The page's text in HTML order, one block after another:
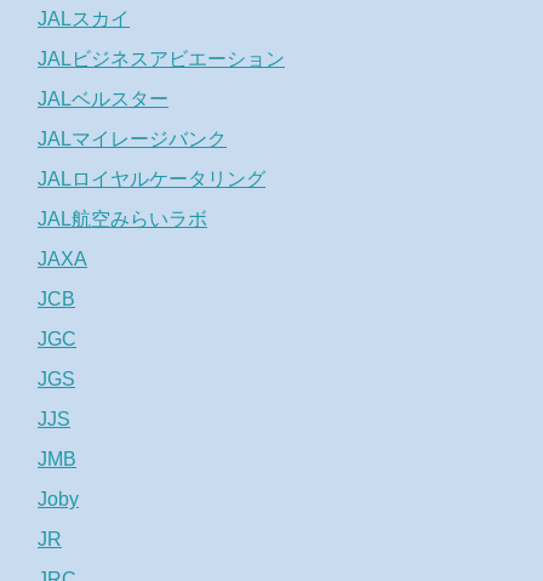
JALスカイ
JALビジネスアビエーション
JALベルスター
JALマイレージバンク
JALロイヤルケータリング
JAL航空みらいラボ
JAXA
JCB
JGC
JGS
JJS
JMB
Joby
JR